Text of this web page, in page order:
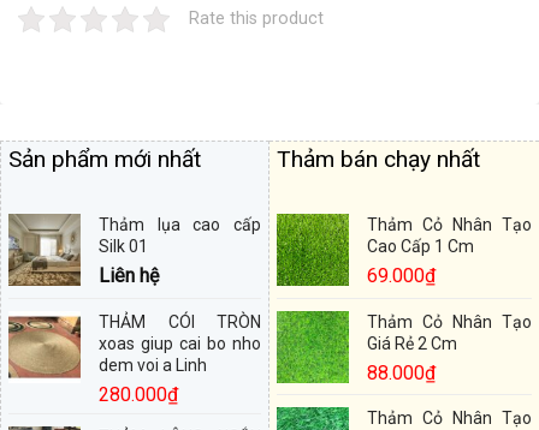
Rate this product
Sản phẩm mới nhất
Thảm lụa cao cấp
Silk 01
Liên hệ
THẢM CÓI TRÒN
xoas giup cai bo nho
dem voi a Linh
280.000₫
Thảm bán chạy nhất
Thảm Cỏ Nhân Tạo
Cao Cấp 1 Cm
69.000₫
Thảm Cỏ Nhân Tạo
Giá Rẻ 2 Cm
88.000₫
Thảm Cỏ Nhân Tạo